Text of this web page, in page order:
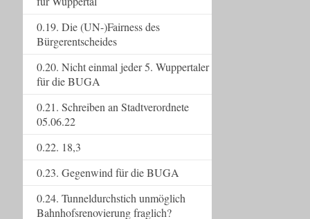
0.19. Die (UN-)Fairness des
Bürgerentscheides
0.20. Nicht einmal jeder 5. Wuppertaler
für die BUGA
0.21. Schreiben an Stadtverordnete
05.06.22
0.22. 18,3
0.23. Gegenwind für die BUGA
0.24. Tunneldurchstich unmöglich
Bahnhofsrenovierung fraglich?